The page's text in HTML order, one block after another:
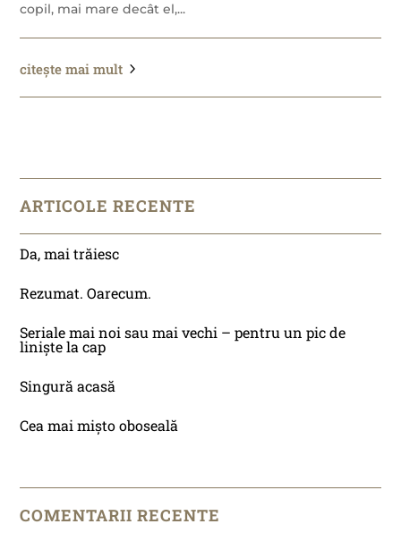
copil, mai mare decât el,...
citește mai mult
ARTICOLE RECENTE
Da, mai trăiesc
Rezumat. Oarecum.
Seriale mai noi sau mai vechi – pentru un pic de
liniște la cap
Singură acasă
Cea mai mișto oboseală
COMENTARII RECENTE